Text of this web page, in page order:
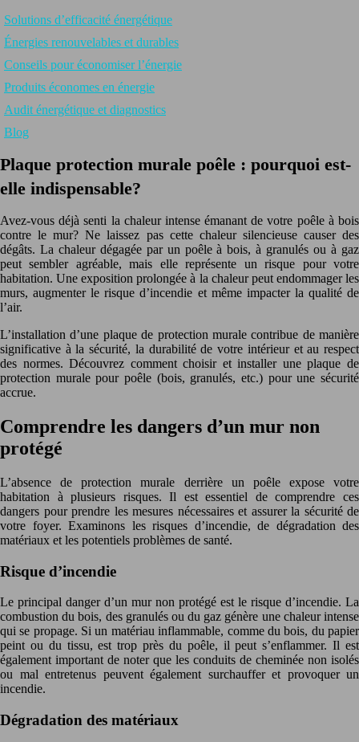
Solutions d’efficacité énergétique
Énergies renouvelables et durables
Conseils pour économiser l’énergie
Produits économes en énergie
Audit énergétique et diagnostics
Blog
Plaque protection murale poêle : pourquoi est-
elle indispensable?
Avez-vous déjà senti la chaleur intense émanant de votre poêle à bois
contre le mur? Ne laissez pas cette chaleur silencieuse causer des
dégâts. La chaleur dégagée par un poêle à bois, à granulés ou à gaz
peut sembler agréable, mais elle représente un risque pour votre
habitation. Une exposition prolongée à la chaleur peut endommager les
murs, augmenter le risque d’incendie et même impacter la qualité de
l’air.
L’installation d’une plaque de protection murale contribue de manière
significative à la sécurité, la durabilité de votre intérieur et au respect
des normes. Découvrez comment choisir et installer une plaque de
protection murale pour poêle (bois, granulés, etc.) pour une sécurité
accrue.
Comprendre les dangers d’un mur non
protégé
L’absence de protection murale derrière un poêle expose votre
habitation à plusieurs risques. Il est essentiel de comprendre ces
dangers pour prendre les mesures nécessaires et assurer la sécurité de
votre foyer. Examinons les risques d’incendie, de dégradation des
matériaux et les potentiels problèmes de santé.
Risque d’incendie
Le principal danger d’un mur non protégé est le risque d’incendie. La
combustion du bois, des granulés ou du gaz génère une chaleur intense
qui se propage. Si un matériau inflammable, comme du bois, du papier
peint ou du tissu, est trop près du poêle, il peut s’enflammer. Il est
également important de noter que les conduits de cheminée non isolés
ou mal entretenus peuvent également surchauffer et provoquer un
incendie.
Dégradation des matériaux